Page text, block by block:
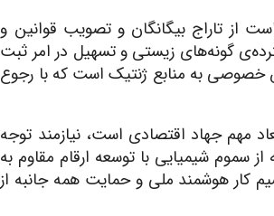
از تاراج بیگانگان و تصویب قوانین و
گونه‌های زیستی و تسهیل در امر ثبت
به منابع ژنتیک است که با رجوع
مهم جهاد اقتصادی است، نیازمند توجه
سموم شیمیایی با توسعه ارقام مقاوم به
کار هوشمند ملی و حمایت همه جانبه از